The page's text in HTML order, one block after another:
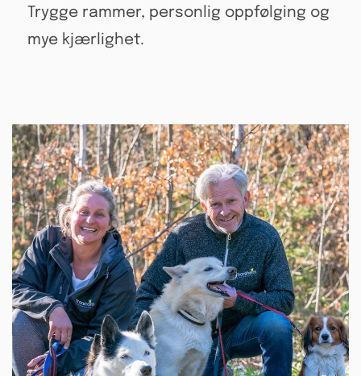
Trygge rammer, personlig oppfølging og
mye kjærlighet.